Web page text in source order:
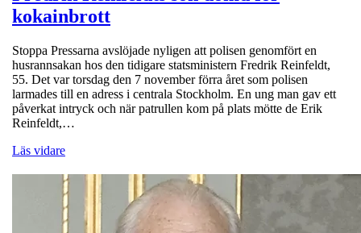
kokainbrott
Stoppa Pressarna avslöjade nyligen att polisen genomfört en
husrannsakan hos den tidigare statsministern Fredrik Reinfeldt,
55. Det var torsdag den 7 november förra året som polisen
larmades till en adress i centrala Stockholm. En ung man gav ett
påverkat intryck och när patrullen kom på plats mötte de Erik
Reinfeldt,…
Läs vidare